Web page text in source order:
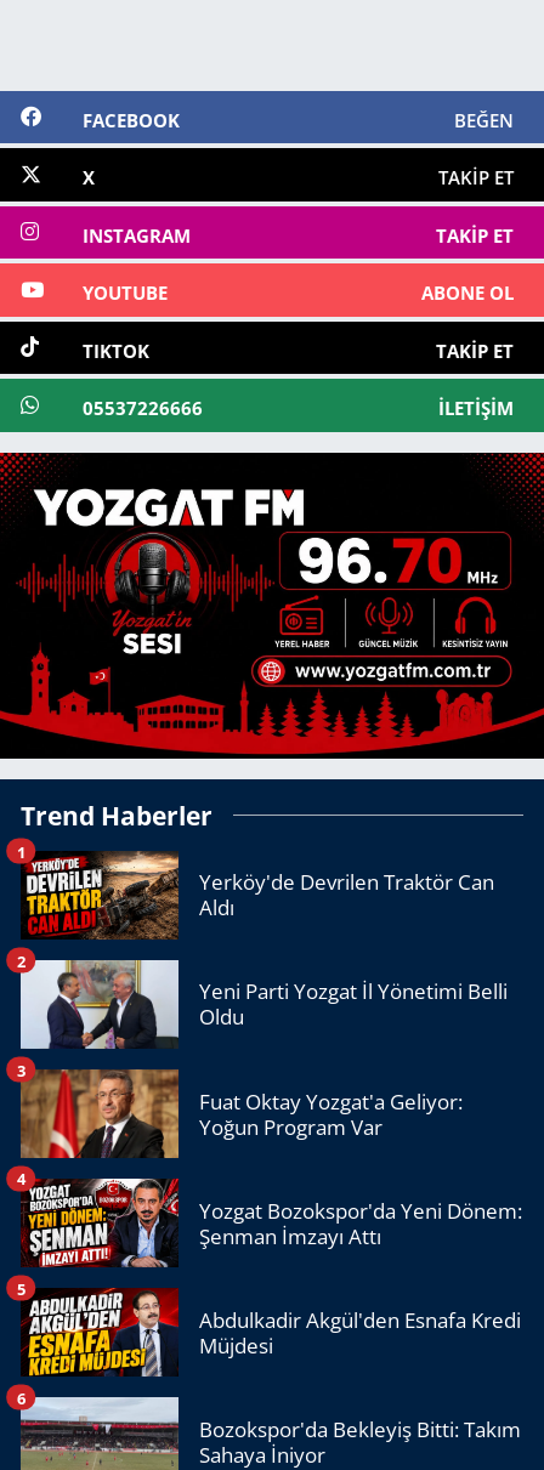
FACEBOOK BEĞEN
X TAKIP ET
INSTAGRAM TAKIP ET
YOUTUBE ABONE OL
TIKTOK TAKIP ET
05537226666 İLETIŞIM
Trend Haberler
Yerköy'de Devrilen Traktör Can
Aldı
1
Yeni Parti Yozgat İl Yönetimi Belli
Oldu
2
Fuat Oktay Yozgat'a Geliyor:
Yoğun Program Var
3
Yozgat Bozokspor'da Yeni Dönem:
Şenman İmzayı Attı
4
Abdulkadir Akgül'den Esnafa Kredi
Müjdesi
5
Bozokspor'da Bekleyiş Bitti: Takım
Sahaya İniyor
6